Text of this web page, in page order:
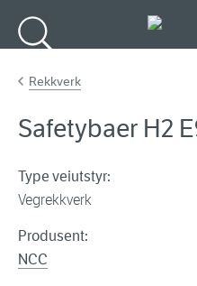
Rekkverk
Safetybaer H2
Type veiutstyr:
Vegrekkverk
Produsent:
NCC